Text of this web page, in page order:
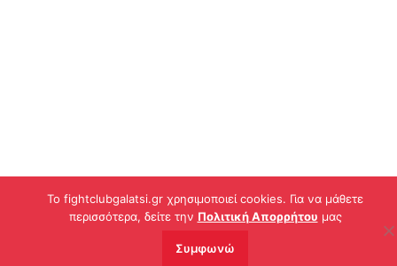
To fightclubgalatsi.gr χρησιμοποιεί cookies. Για να μάθετε
περισσότερα, δείτε την Πολιτική Απορρήτου μας
Συμφωνώ